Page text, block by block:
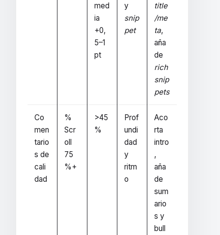
med
ia
+0,
5–1
pt
y
snip
pet
title
/me
ta,
aña
de
rich
snip
pets
Co
men
tario
s de
cali
dad
%
Scr
oll
75
%+
>45
%
Prof
undi
dad
y
ritm
o
Aco
rta
intro
,
aña
de
sum
ario
s y
bull